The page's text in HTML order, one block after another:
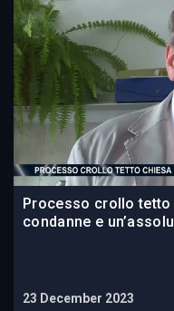
Processo crollo
condanne e
23 December 2023